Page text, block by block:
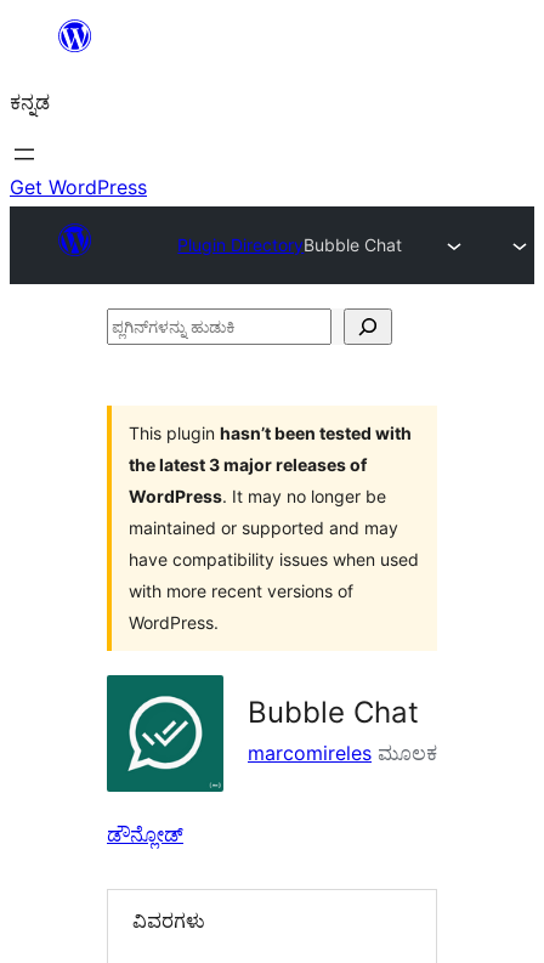
ವಿಷಯಕ್ಕೆ
ಕನ್ನಡ
Get WordPress
Plugin DirectoryBubble Chat
ಪ್ಲಗಿನ್‌ಗಳನ್ನು
This plugin hasn’t been tested with
the latest 3 major releases of
WordPress. It may no longer be
maintained or supported and may
have compatibility issues when used
with more recent versions of
WordPress.
Bubble Chat
marcomireles ಮೂಲಕ
ಡೌನ್ಲೋಡ್
ವಿವರಗಳು